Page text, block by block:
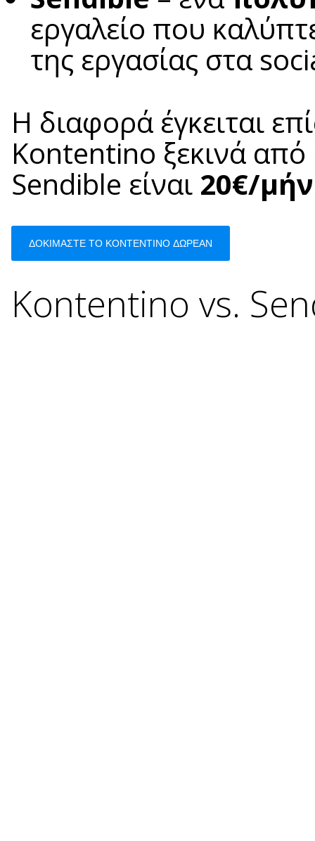
εργαλείο που
της εργασίας στα
Η διαφορά έγκειται
Kontentino ξεκινά από
Sendible είναι 20€/
ΔΟΚΙΜΑΣΤΕ ΤΟ KONTENTINO ΔΩΡΕΑΝ
Kontentino vs.